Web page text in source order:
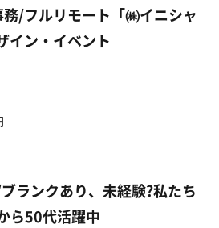
務/フルリモート「㈱イニシャ
イン・イベント
ランクあり、未経験?私たち
ら50代活躍中